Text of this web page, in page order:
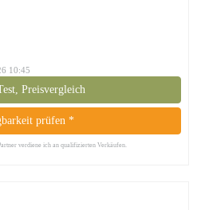
10:45
Preisvergleich
prüfen *
verdiene ich an qualifizierten Verkäufen.